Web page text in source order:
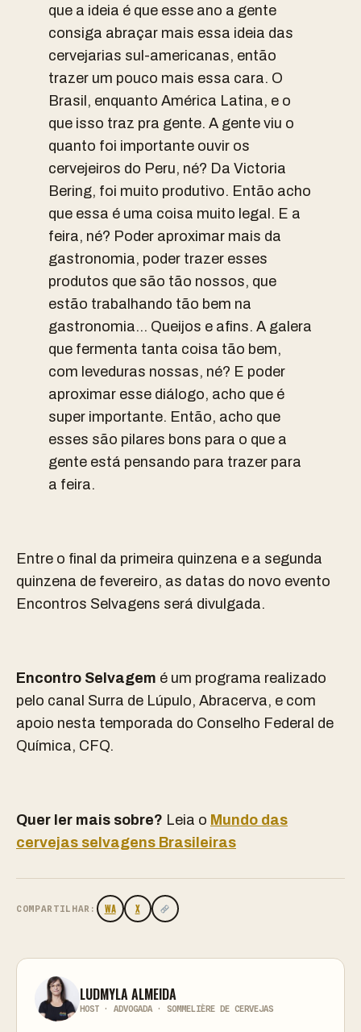
que a ideia é que esse ano a gente
consiga abraçar mais essa ideia das
cervejarias sul-americanas, então
trazer um pouco mais essa cara. O
Brasil, enquanto América Latina, e o
que isso traz pra gente. A gente viu o
quanto foi importante ouvir os
cervejeiros do Peru, né? Da Victoria
Bering, foi muito produtivo. Então acho
que essa é uma coisa muito legal. E a
feira, né? Poder aproximar mais da
gastronomia, poder trazer esses
produtos que são tão nossos, que
estão trabalhando tão bem na
gastronomia… Queijos e afins. A galera
que fermenta tanta coisa tão bem,
com leveduras nossas, né? E poder
aproximar esse diálogo, acho que é
super importante. Então, acho que
esses são pilares bons para o que a
gente está pensando para trazer para
a feira.
Entre o final da primeira quinzena e a segunda
quinzena de fevereiro, as datas do novo evento
Encontros Selvagens será divulgada.
Encontro Selvagem é um programa realizado
pelo canal Surra de Lúpulo, Abracerva, e com
apoio nesta temporada do Conselho Federal de
Química, CFQ.
Quer ler mais sobre? Leia o Mundo das
cervejas selvagens Brasileiras
COMPARTILHAR: WA X
LUDMYLA ALMEIDA
HOST · ADVOGADA · SOMMELIÈRE DE CERVEJAS